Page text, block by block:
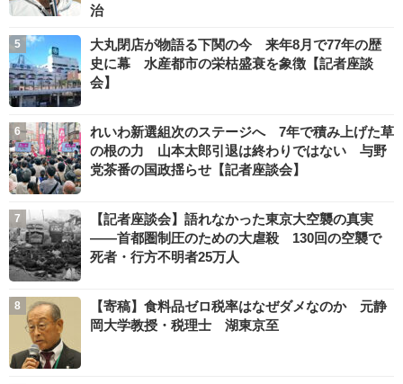
治
大丸閉店が物語る下関の今 来年8月で77年の歴
史に幕 水産都市の栄枯盛衰を象徴【記者座談
会】
れいわ新選組次のステージへ 7年で積み上げた草
の根の力 山本太郎引退は終わりではない 与野
党茶番の国政揺らせ【記者座談会】
【記者座談会】語れなかった東京大空襲の真実
――首都圏制圧のための大虐殺 130回の空襲で
死者・行方不明者25万人
【寄稿】食料品ゼロ税率はなぜダメなのか 元静
岡大学教授・税理士 湖東京至